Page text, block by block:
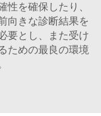
性を確保したり、
向きな診断結果を
要とし、また受け
ための最良の環境